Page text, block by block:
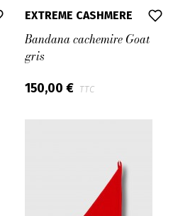
EXTREME CASHMERE
Bandana cachemire Goat
gris
150,00 € TTC